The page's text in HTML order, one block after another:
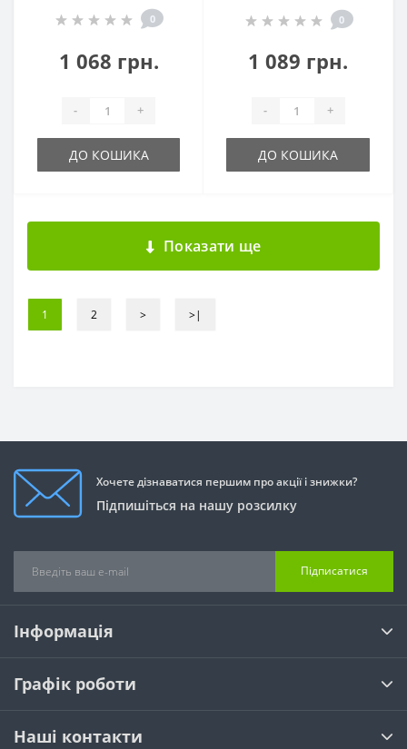
0
1 068 грн.
- +
ДО КОШИКА
0
1 089 грн.
- +
ДО КОШИКА
Показати ще
1 2 > >|
Хочете дізнаватися першим про акції і знижки?
Підпишіться на нашу розсилку
Підписатися
Інформація
Графік роботи
Наші контакти